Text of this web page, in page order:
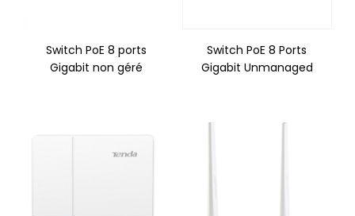
Switch PoE 8 ports
Gigabit non géré
Switch PoE 8 Ports
Gigabit Unmanaged